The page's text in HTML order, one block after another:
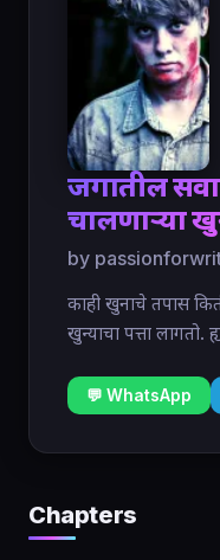
जगातील
चालणाऱ्या
by
काही खुनाचे तपास
खुन्याचा पत्ता लागतो.
💬 WhatsApp
Chapters